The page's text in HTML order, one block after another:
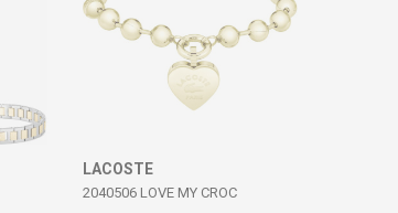
LACOSTE
2040506 LOVE MY CROC